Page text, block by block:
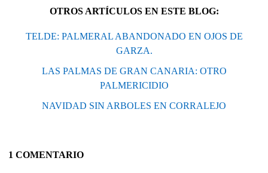
OTROS ARTÍCULOS EN ESTE BLOG:
TELDE: PALMERAL ABANDONADO EN OJOS DE
GARZA.
LAS PALMAS DE GRAN CANARIA: OTRO
PALMERICIDIO
NAVIDAD SIN ARBOLES EN CORRALEJO
1 COMENTARIO